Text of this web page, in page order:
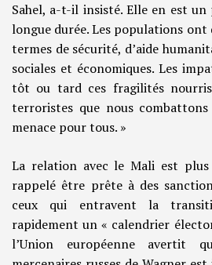
Sahel, a-t-il insisté. Elle en est
longue durée. Les populations ont
termes de sécurité, d’aide
sociales et économiques. Les
tôt ou tard ces fragilités
terroristes que nous
menace pour tous. »
La relation avec le Mali est plus
rappelé être prête à des
ceux qui entravent la
rapidement un « calendrier
l’Union européenne avertit